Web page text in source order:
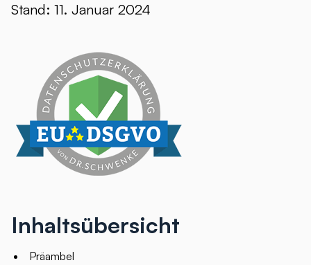
Stand: 11. Januar 2024
Inhaltsübersicht
Präambel